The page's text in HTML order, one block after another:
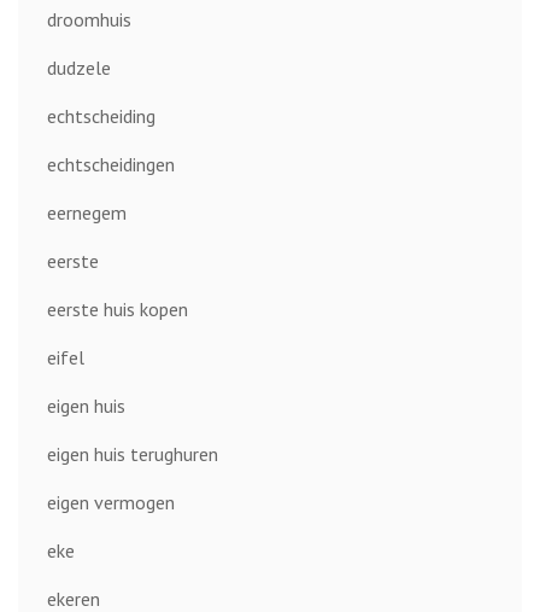
droomhuis
dudzele
echtscheiding
echtscheidingen
eernegem
eerste
eerste huis kopen
eifel
eigen huis
eigen huis terughuren
eigen vermogen
eke
ekeren